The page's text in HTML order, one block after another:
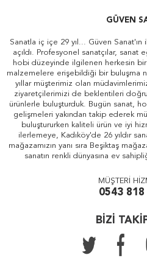
GÜVEN
Sanatla iç içe 29 yıl... Güven Sanat'ın
açıldı. Profesyonel sanatçılar,
hobi düzeyinde ilgilenen herkesin
malzemelere erişebildiği bir buluşma
yıllar müşterimiz olan
ziyaretçilerimizi de beklentileri
ürünlerle buluşturduk. Bugün sanat,
gelişmeleri yakından takip ederek
buluştururken kaliteli ürün ve iyi
ilerlemeye, Kadıköy'de 26 yıldır
mağazamızın yanı sıra Beşiktaş
sanatın renkli dünyasına ev
MÜŞTERİ
0543 818
BİZİ